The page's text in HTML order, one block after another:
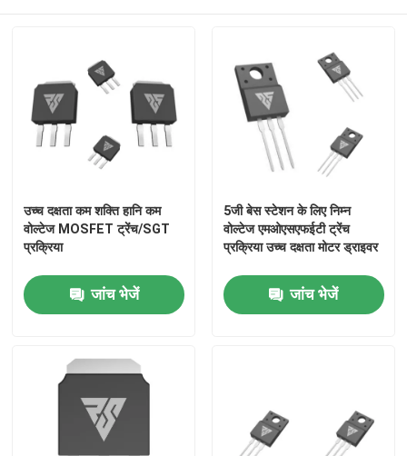
उत्पाद
हमारे बारे में
कारखाना भ्रमण
गुणवत्ता नियंत्रण
समाचार
एक उद्धरण का अनुरोध करें
उच्च दक्षता कम शक्ति हानि कम
वोल्टेज MOSFET ट्रेंच/SGT
प्रक्रिया
जांच भेजें
5जी बेस स्टेशन के लिए निम्न
वोल्टेज एमओएसएफईटी ट्रेंच
प्रक्रिया उच्च दक्षता मोटर ड्राइवर
जांच भेजें